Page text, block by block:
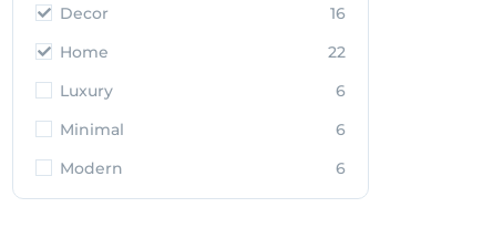
Decor
16
Home
22
Luxury
6
Minimal
6
Modern
6